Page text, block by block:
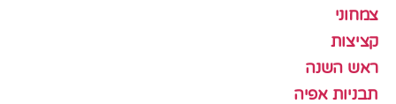
צמחוני
קציצות
ראש השנה
תבניות אפיה